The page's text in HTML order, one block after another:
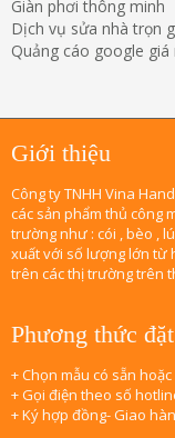
Giàn phơi thông minh
Dịch vụ sửa nhà trọn
Quảng cáo google giá
Giới thiệu
Công ty TNHH Vina
các sản phẩm thủ công
trường như : cói , bèo ,
xuất với số lượng lớn từ
trên các thị trường trên
Phương thức
+ Chọn mẫu có sẵn
+ Gọi điện theo số
+ Ký hợp đồng- Giao